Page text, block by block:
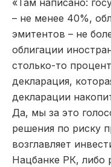
«Там написано:
– не менее 40%,
эмитентов – не
облигации
столько-то
декларация,
декларации
Да, мы за это
решения по риску
возглавляет
Нацбанке РК, либо